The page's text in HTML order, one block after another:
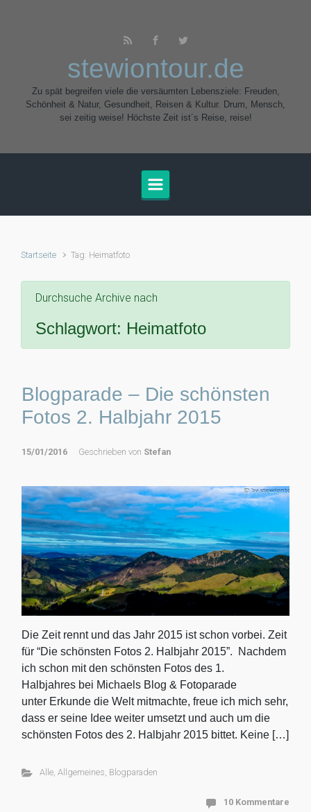
stewiontour.de
Zu spät begreifen viele die versäumten Lebensziele: Freuden,
Schönheit & Natur, Gesundheit, Reisen & Kultur. Drum, Mensch,
sei zeitig weise! Höchste Zeit ist´s Reise, reise!
Startseite Tag: Heimatfoto
Durchsuche Archive nach
Schlagwort: Heimatfoto
Blogparade – Die schönsten
Fotos 2. Halbjahr 2015
15/01/2016 Geschrieben von Stefan
Die Zeit rennt und das Jahr 2015 ist schon vorbei. Zeit
für “Die schönsten Fotos 2. Halbjahr 2015”. Nachdem
ich schon mit den schönsten Fotos des 1.
Halbjahres bei Michaels Blog & Fotoparade
unter Erkunde die Welt mitmachte, freue ich mich sehr,
dass er seine Idee weiter umsetzt und auch um die
schönsten Fotos des 2. Halbjahr 2015 bittet. Keine […]
Alle, Allgemeines, Blogparaden
10 Kommentare